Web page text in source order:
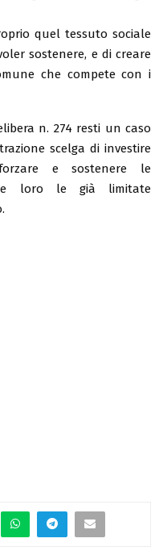
quel tessuto sociale
sostenere, e di creare
che compete con i
n. 274 resti un caso
scelga di investire
e sostenere le
loro le già limitate